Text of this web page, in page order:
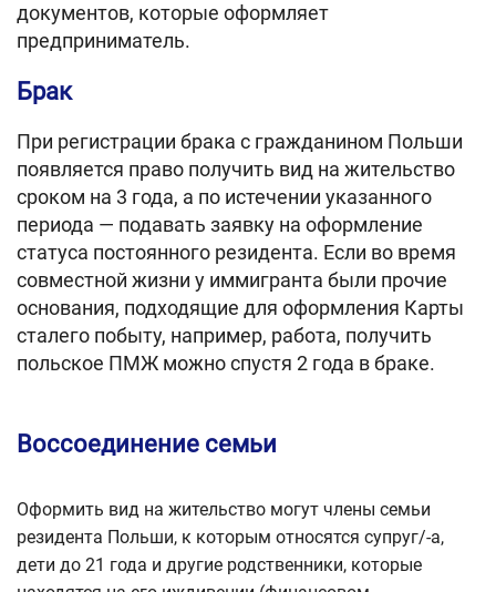
документов, которые оформляет
предприниматель.
Брак
При регистрации брака с гражданином Польши
появляется право получить вид на жительство
сроком на 3 года, а по истечении указанного
периода — подавать заявку на оформление
статуса постоянного резидента. Если во время
совместной жизни у иммигранта были прочие
основания, подходящие для оформления Карты
сталего побыту, например, работа, получить
польское ПМЖ можно спустя 2 года в браке.
Воссоединение семьи
Оформить вид на жительство могут члены семьи
резидента Польши, к которым относятся супруг/-а,
дети до 21 года и другие родственники, которые